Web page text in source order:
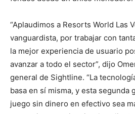
“Aplaudimos a Resorts World Las
vanguardista, por trabajar con
la mejor experiencia de usuario
avanzar a todo el sector”, dijo
general de Sightline. “La
basa en sí misma, y esta segunda
juego sin dinero en efectivo sea